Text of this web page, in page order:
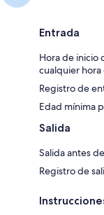
Entrada
Hora de inicio
cualquier hora
Registro de
Edad mínima
Salida
Salida antes
Registro de